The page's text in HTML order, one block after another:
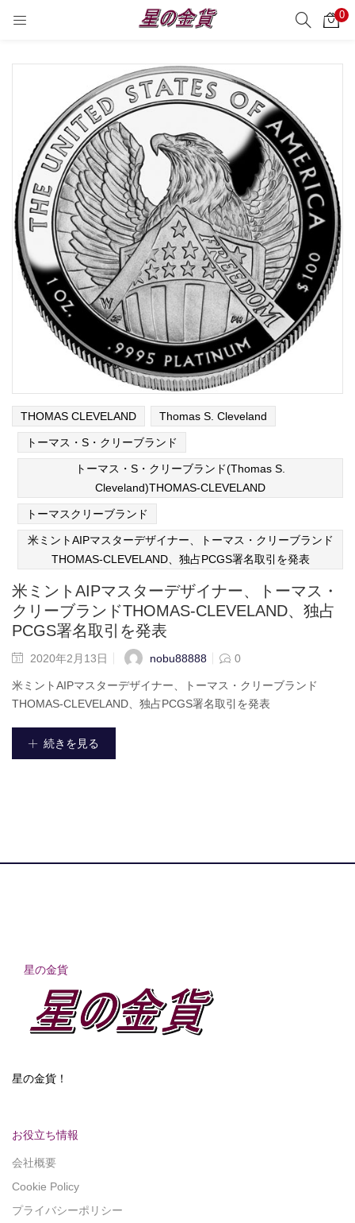
0
サーチ
THOMAS CLEVELAND Thomas S. Cleveland
トーマス・S・クリーブランド
トーマス・S・クリーブランド(Thomas S.
Cleveland)THOMAS-CLEVELAND
トーマスクリーブランド
米ミントAIPマスターデザイナー、トーマス・クリーブランド
THOMAS-CLEVELAND、独占PCGS署名取引を発表
米ミントAIPマスターデザイナー、トーマス・
クリーブランドTHOMAS-CLEVELAND、独占
PCGS署名取引を発表
2020年2月13日 nobu88888 0
米ミントAIPマスターデザイナー、トーマス・クリーブランド
THOMAS-CLEVELAND、独占PCGS署名取引を発表
続きを見る
星の金貨
星の金貨！
お役立ち情報
会社概要
Cookie Policy
プライバシーポリシー
Enter your username and password to login.
Remember me
Login
Lost password?